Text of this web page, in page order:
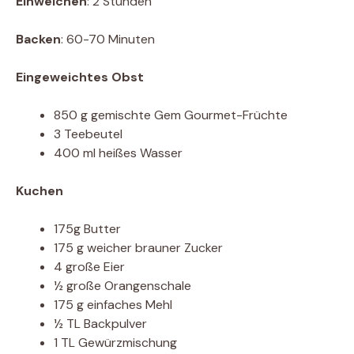
Backen: 60-70 Minuten
Eingeweichtes Obst
850 g gemischte Gem Gourmet-Früchte
3 Teebeutel
400 ml heißes Wasser
Kuchen
175g Butter
175 g weicher brauner Zucker
4 große Eier
½ große Orangenschale
175 g einfaches Mehl
½ TL Backpulver
1 TL Gewürzmischung